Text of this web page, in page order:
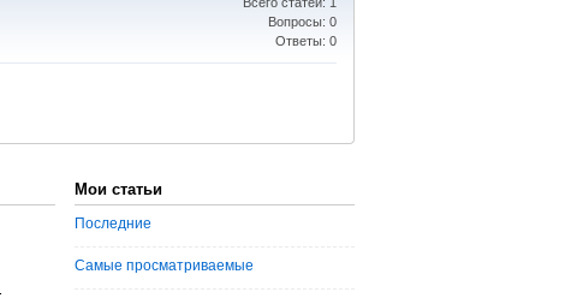
Вопросы: 0
Ответы: 0
Мои статьи
Последние
Самые просматриваемые